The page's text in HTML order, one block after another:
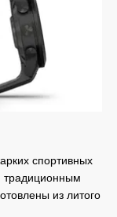
спортивных
традиционным
из литого